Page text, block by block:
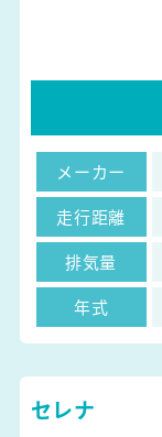
メーカー
走行距離
排気量
年式
セレナ